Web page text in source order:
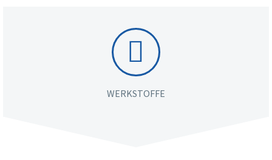


WERKSTOFFE